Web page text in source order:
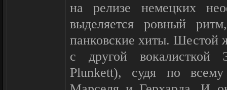
на релизе немецких
выделяется ровный
панковские хиты. Шестой
с другой вокалисткой
Plunkett), судя по